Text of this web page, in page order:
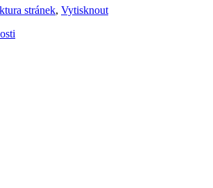
stránek, Vytisknout